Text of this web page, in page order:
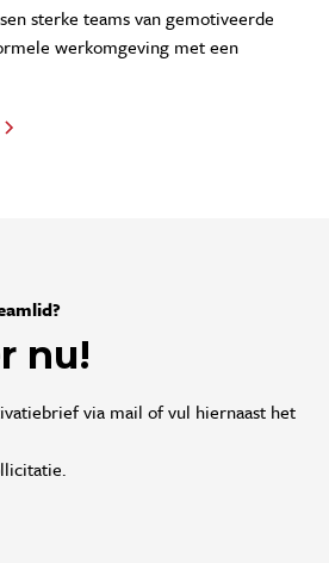
sterke teams van gemotiveerde
werkomgeving met een
nu!
via mail of vul hiernaast het